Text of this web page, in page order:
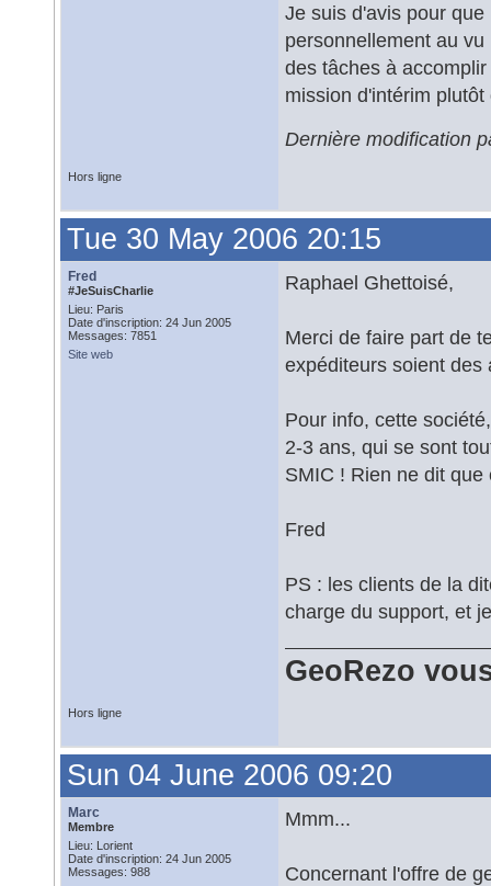
Je suis d'avis pour
personnellement au vu
des tâches à
mission d'intérim
Dernière modification
Hors ligne
Tue 30 May 2006 20:15
Fred
#JeSuisCharlie
Lieu: Paris
Date d'inscription: 24 Jun 2005
Messages: 7851
Site web
Raphael Ghettoisé,
Merci de faire part de
expéditeurs soient des
Pour info, cette
2-3 ans, qui se sont
SMIC ! Rien ne dit
Fred
PS : les clients de la
charge du support, et
GeoRezo
Hors ligne
Sun 04 June 2006 09:20
Marc
Membre
Lieu: Lorient
Date d'inscription: 24 Jun 2005
Messages: 988
Mmm...
Concernant l'offre de